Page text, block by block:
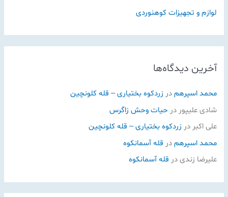
لوازم و تجهیزات کوهنوردی
آخرین دیدگاه‌ها
محمد اسپرهم در زردکوه بختیاری – قله کلونچین
شادی علیپور در حیات وحش زاگرس
علی اکبر در زردکوه بختیاری – قله کلونچین
محمد اسپرهم در قله آسمانکوه
علیرضا زندی در قله آسمانکوه